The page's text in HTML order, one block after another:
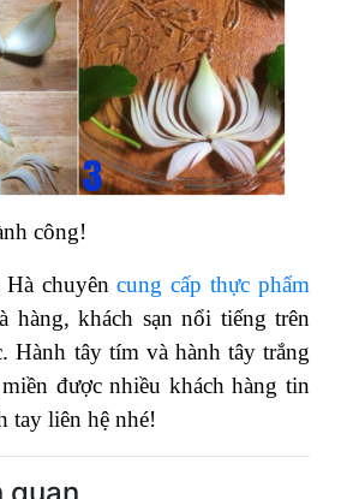
công!
Hà chuyêncung cấp thực phẩm
hàng, khách sạn nổi tiếng trên
Hành tây tím và hành tây trắng
được nhiều khách hàng tin
tay liên hệ nhé!